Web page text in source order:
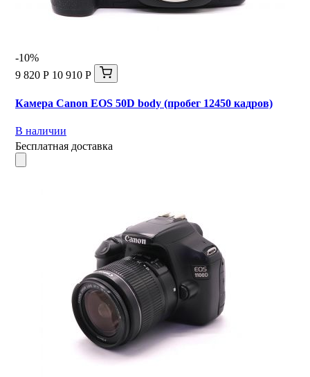
-10%
9 820 Р 10 910 Р
Камера Canon EOS 50D body (пробег 12450 кадров)
В наличии
Бесплатная доставка